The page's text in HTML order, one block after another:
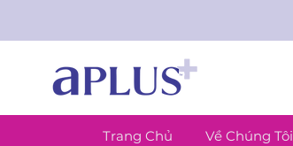
Trang Chủ Về Chúng Tôi